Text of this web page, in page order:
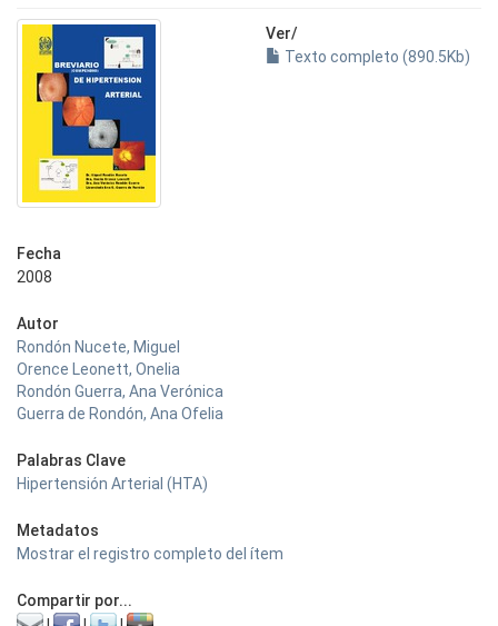
Ver/
Texto completo (890.5Kb)
Fecha
2008
Autor
Rondón Nucete, Miguel
Orence Leonett, Onelia
Rondón Guerra, Ana Verónica
Guerra de Rondón, Ana Ofelia
Palabras Clave
Hipertensión Arterial (HTA)
Metadatos
Mostrar el registro completo del ítem
Compartir por...